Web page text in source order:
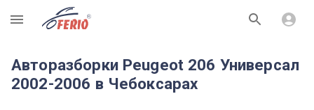
R
Авторазборки Peugeot 206 Универсал
2002-2006 в Чебоксарах